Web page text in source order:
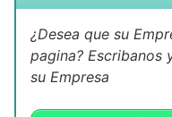
¿Desea que su
pagina? Escribanos
su Empresa